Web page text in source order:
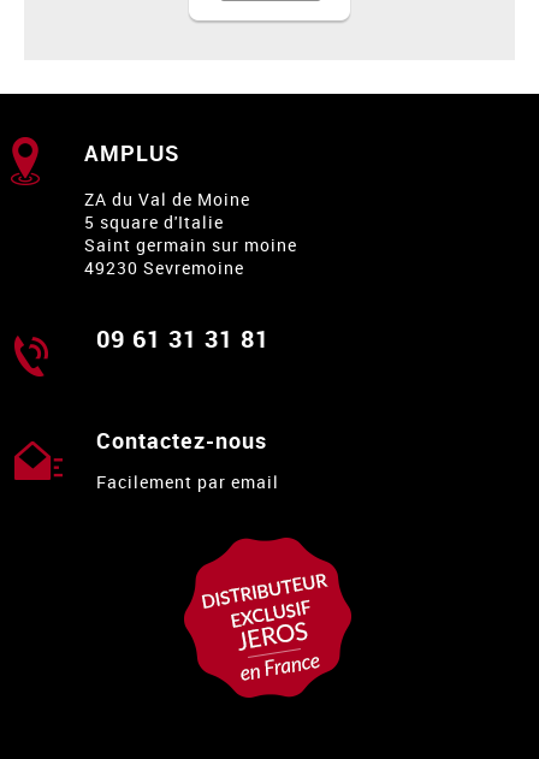
AMPLUS
ZA du Val de Moine
5 square d'Italie
Saint germain sur moine
49230 Sevremoine
09 61 31 31 81
Contactez-nous
Facilement par email